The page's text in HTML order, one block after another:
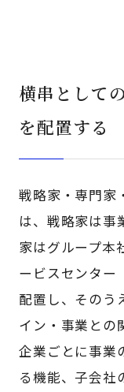
横串として
を配置する
戦略家・専門家
は、戦略家は事
家はグループ本
ービスセンター
配置し、そのう
イン・事業との
企業ごとに事業
る機能、子会社